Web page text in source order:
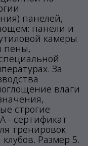
панелей,
панели и
камеры
пены,
За
влаги
строгие
- сертификат
тренировок
Размер 5.